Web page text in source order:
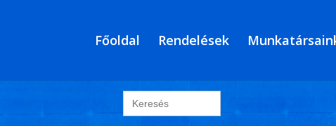
Főoldal Rendelések
Search
for: